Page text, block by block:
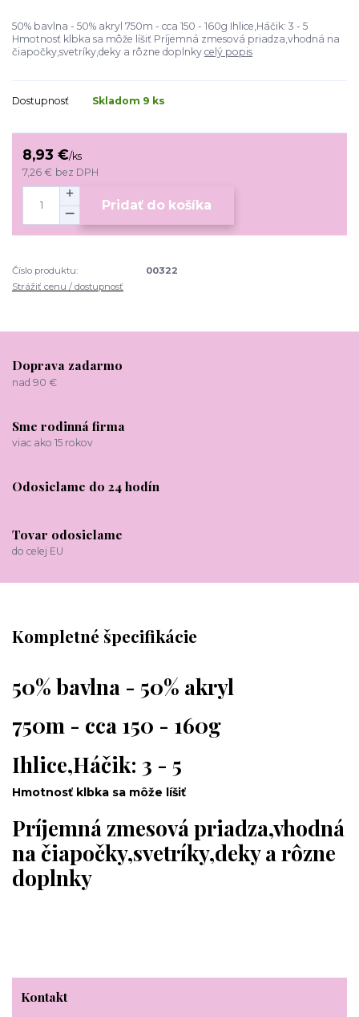
50% bavlna - 50% akryl 750m - cca 150 - 160g Ihlice,Háčik: 3 - 5
Hmotnosť klbka sa môže líšiť Príjemná zmesová priadza,vhodná na
čiapočky,svetríky,deky a rôzne doplnky celý popis
Dostupnosť Skladom 9 ks
8,93 €/ks
7,26 € bez DPH
Pridať do košíka
Číslo produktu:
00322
Strážiť cenu / dostupnosť
Doprava zadarmo
nad 90 €
Sme rodinná firma
viac ako 15 rokov
Odosielame do 24 hodín
Tovar odosielame
do celej EU
Kompletné špecifikácie
50% bavlna - 50% akryl
750m - cca 150 - 160g
Ihlice,Háčik: 3 - 5
Hmotnosť klbka sa môže líšiť
Príjemná zmesová priadza,vhodná
na čiapočky,svetríky,deky a rôzne
doplnky
Kontakt